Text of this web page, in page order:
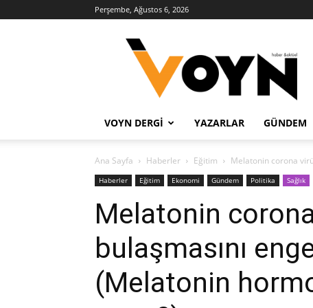
Perşembe, Ağustos 6, 2026
Haber
VOYN DERGI YAZARLAR GÜNDEM
Ana Sayfa Haberler Eğitim Melatonin corona
Haberler Eğitim Ekonomi Gündem Politika Sağlık
Melatonin
bulaşmasını
(Melatonin